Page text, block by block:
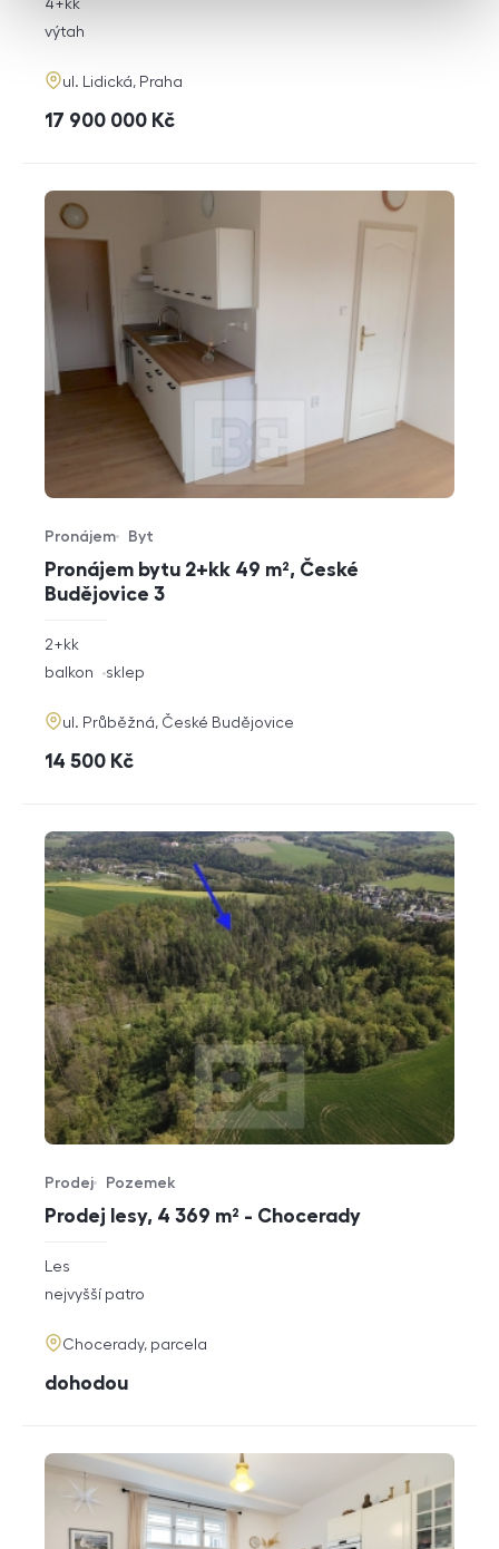
rozměry
4+kk
funkce
výtah
adresa
ul. Lidická, Praha
cena
17 900 000 Kč
Pronájem bytu 2+kk 49 m², České
Budějovice 3
Typ nabídky
Pronájem
Typ nemovitosti
Byt
rozměry
2+kk
funkce
balkon sklep
adresa
ul. Průběžná, České Budějovice
cena
14 500 Kč
Prodej lesy, 4 369 m² - Chocerady
Typ nabídky
Prodej
Typ nemovitosti
Pozemek
rozměry
dispozice
Les
funkce
nejvyšší patro
adresa
Chocerady, parcela
cena
dohodou